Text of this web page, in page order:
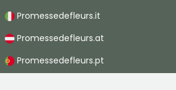
Promessedefleurs.it
Promessedefleurs.at
Promessedefleurs.pt